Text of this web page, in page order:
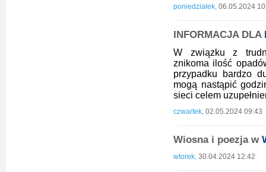
poniedziałek, 06.05.2024
INFORMACJA DLA
W związku z
znikoma ilość
przypadku bardzo
mogą nastąpić
sieci celem
czwartek, 02.05.2024 09:43
Wiosna i poezja w
wtorek, 30.04.2024 12:42